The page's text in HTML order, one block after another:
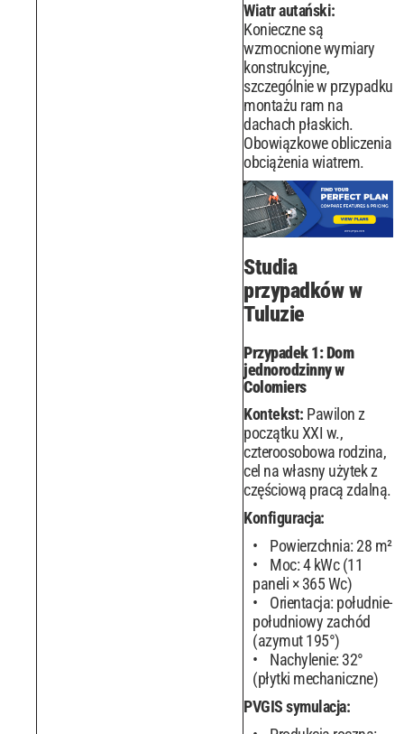
Wiatr autański:
Konieczne są
wzmocnione wymiary
konstrukcyjne,
szczególnie w przypadku
montażu ram na
dachach płaskich.
Obowiązkowe obliczenia
obciążenia wiatrem.
Studia
przypadków w
Tuluzie
Przypadek 1: Dom
jednorodzinny w
Colomiers
Kontekst: Pawilon z
początku XXI w.,
czteroosobowa rodzina,
cel na własny użytek z
częściową pracą zdalną.
Konfiguracja:
Powierzchnia: 28 m²
Moc: 4 kWc (11
paneli × 365 Wc)
Orientacja: południe-
południowy zachód
(azymut 195°)
Nachylenie: 32°
(płytki mechaniczne)
PVGIS symulacja: